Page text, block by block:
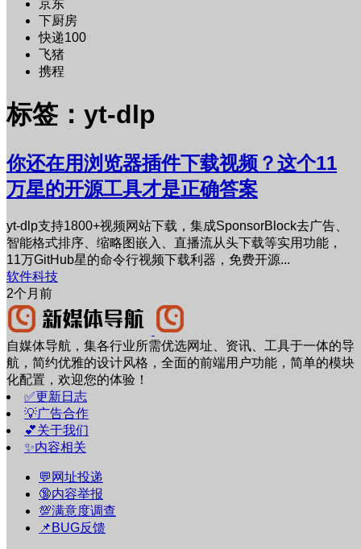
京东
下厨房
快递100
飞猪
携程
标签：yt-dlp
你还在用浏览器插件下载视频？这个11
万星的开源工具才是正确答案
yt-dlp支持1800+视频网站下载，集成SponsorBlock去广告、
智能格式排序、缩略图嵌入、直播流从头下载等实用功能，
11万GitHub星的命令行视频下载利器，免费开源...
软件科技
2个月前
自媒体导航，集各行业所需优选网址、资讯、工具于一体的导
航，简约优雅的设计风格，全面的前端用户功能，简单的模块
化配置，欢迎您的体验！
✅更新日志
💡广告合作
💕关于我们
✨内容相关
💬网址投递
🔞内容举报
💯满意度调查
📌BUG反馈